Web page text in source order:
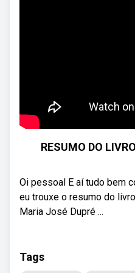
RESUMO DO
Oi pessoal E aí tudo bem
eu trouxe o resumo do
Maria José Dupré ...
Tags